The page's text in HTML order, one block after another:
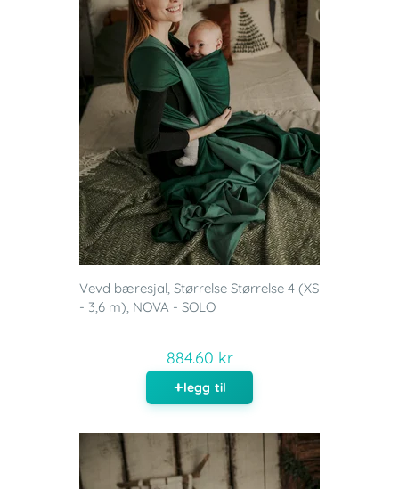
Vevd bæresjal, Størrelse Størrelse 4 (XS
- 3,6 m), NOVA - SOLO
884.60 kr
legg til